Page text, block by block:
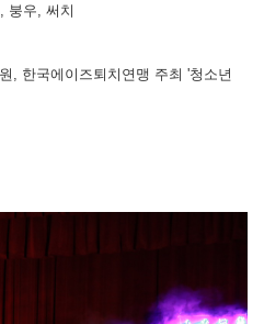
붕우, 써치
, 한국에이즈퇴치연맹 주최 '청소년